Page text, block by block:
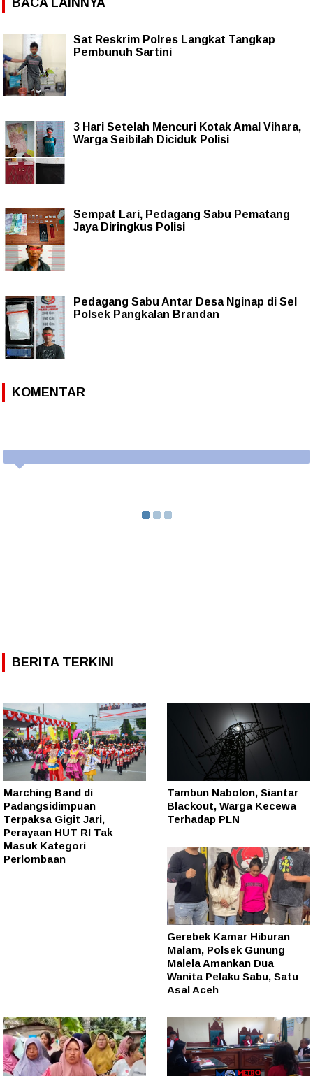
Sat Reskrim Polres Langkat Tangkap
Pembunuh Sartini
3 Hari Setelah Mencuri Kotak Amal Vihara,
Warga Seibilah Diciduk Polisi
Sempat Lari, Pedagang Sabu Pematang
Jaya Diringkus Polisi
Pedagang Sabu Antar Desa Nginap di Sel
Polsek Pangkalan Brandan
KOMENTAR
BERITA TERKINI
Marching Band di
Padangsidimpuan
Terpaksa Gigit Jari,
Perayaan HUT RI Tak
Masuk Kategori
Perlombaan
Tambun Nabolon, Siantar
Blackout, Warga Kecewa
Terhadap PLN
Gerebek Kamar Hiburan
Malam, Polsek Gunung
Malela Amankan Dua
Wanita Pelaku Sabu, Satu
Asal Aceh